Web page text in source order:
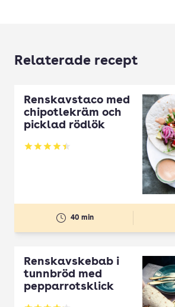
Relaterade recept
Renskavstaco med
chipotlekräm och
picklad rödlök
Betyg: 4.42 av 5
40 min
Renskavskebab i
tunnbröd med
pepparrotsklick